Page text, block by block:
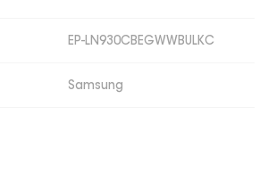
EP-LN930CBEGWWBULKC
Samsung